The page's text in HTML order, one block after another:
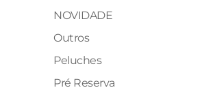
NOVIDADE
Outros
Peluches
Pré Reserva